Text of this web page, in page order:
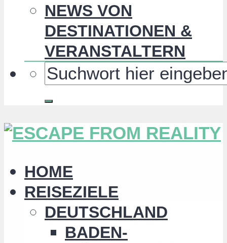
NEWS VON
DESTINATIONEN &
VERANSTALTERN
HOME
REISEZIELE
DEUTSCHLAND
BADEN-